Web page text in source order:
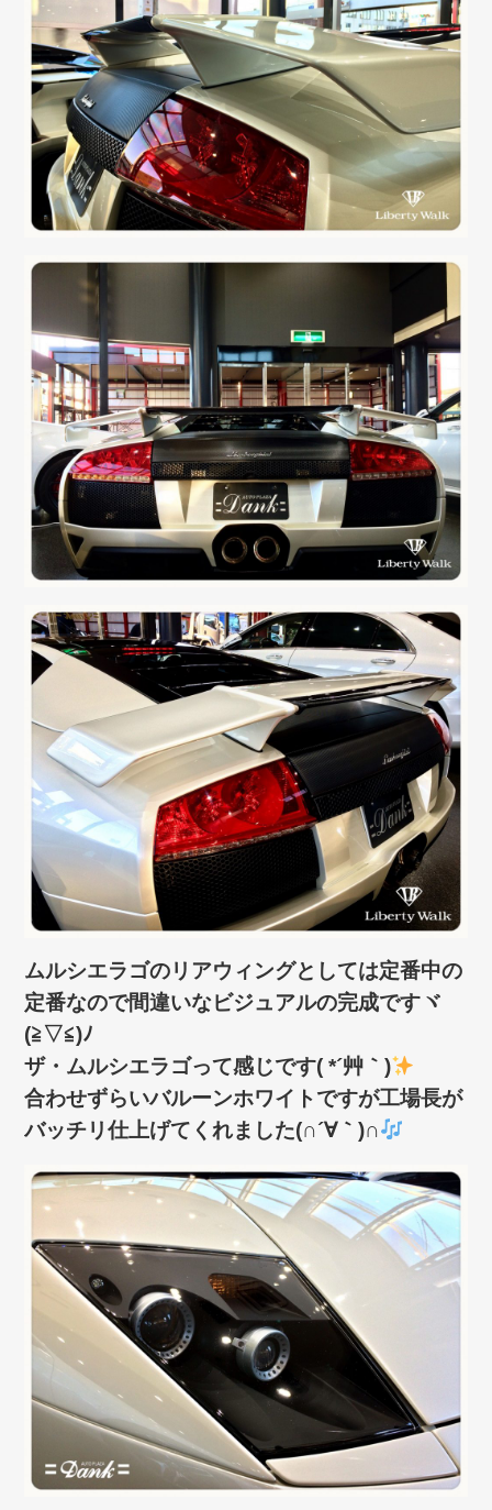
ムルシエラゴのリアウィングとしては定番中の
定番なので間違いなビジュアルの完成ですヾ
(≧▽≦)ﾉ
ザ・ムルシエラゴって感じです( *´艸｀)
合わせずらいバルーンホワイトですが工場長が
バッチリ仕上げてくれました(∩´∀｀)∩